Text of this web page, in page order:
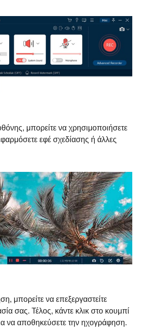
μπορείτε να χρησιμοποιήσετε
εφέ σχεδίασης ή άλλες
μπορείτε να επεξεργαστείτε
σας. Τέλος, κάντε κλικ στο κουμπί
να αποθηκεύσετε την ηχογράφηση.